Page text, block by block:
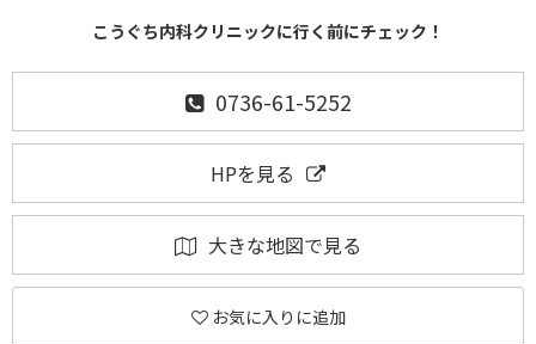
こうぐち内科クリニックに行く前にチェック！
0736-61-5252
HPを見る
大きな地図で見る
お気に入りに追加